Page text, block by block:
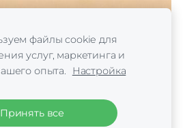
файлы cookie для
услуг, маркетинга и
опыта.
Настройка
Принять все